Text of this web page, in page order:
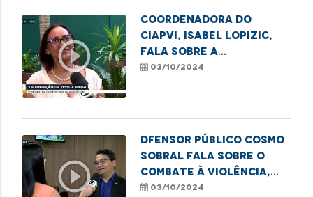
play_circle_outline
Coordenadora do
CIAPVI, Isabel Lopizic,
fala sobre a
programação do Dia
03/10/2024
play_circle_outline
Dfensor público Cosmo
Sobral fala sobre o
combate à violência,
especialmente no dia em
03/10/2024